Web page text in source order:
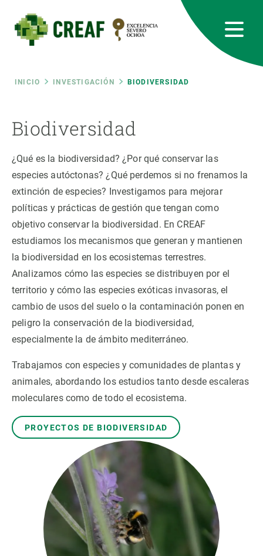
contenido
principal
Ruta
de
navegación
INICIO INVESTIGACIÓN BIODIVERSIDAD
Biodiversidad
¿Qué es la biodiversidad? ¿Por qué conservar las
especies autóctonas? ¿Qué perdemos si no frenamos la
extinción de especies? Investigamos para mejorar
políticas y prácticas de gestión que tengan como
objetivo conservar la biodiversidad. En CREAF
estudiamos los mecanismos que generan y mantienen
la biodiversidad en los ecosistemas terrestres.
Analizamos cómo las especies se distribuyen por el
territorio y cómo las especies exóticas invasoras, el
cambio de usos del suelo o la contaminación ponen en
peligro la conservación de la biodiversidad,
especialmente la de ámbito mediterráneo.
Trabajamos con especies y comunidades de plantas y
animales, abordando los estudios tanto desde escaleras
moleculares como de todo el ecosistema.
PROYECTOS DE BIODIVERSIDAD
RRSS
Featured
responsive
Responsive
menu
SOBRE NOSOTROS
INVESTIGACIÓN
ÚNETE A NOSOTROS
PARTICIPA